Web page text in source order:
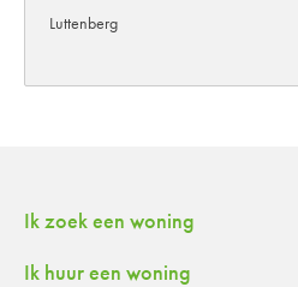
Luttenberg
Contactinformatie
Ik zoek een woning
Ik huur een woning